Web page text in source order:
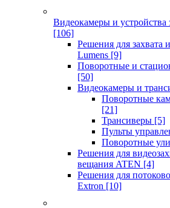
Видеокамеры и устройства
[106]
Решения для захвата
Lumens [9]
Поворотные и
[50]
Видеокамеры и
Поворотные
[21]
Трансиверы [5]
Пульты
Поворотные
Решения для
вещания ATEN [4]
Решения для
Extron [10]